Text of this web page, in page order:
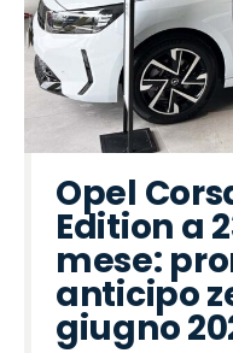
Opel
Edition a
mese:
anticipo
giugno